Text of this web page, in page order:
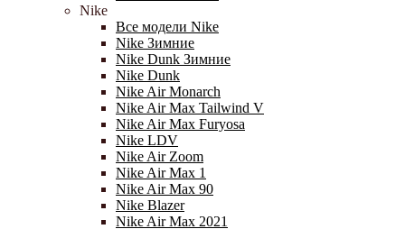
Nike
Все модели Nike
Nike Зимние
Nike Dunk Зимние
Nike Dunk
Nike Air Monarch
Nike Air Max Tailwind V
Nike Air Max Furyosa
Nike LDV
Nike Air Zoom
Nike Air Max 1
Nike Air Max 90
Nike Blazer
Nike Air Max 2021